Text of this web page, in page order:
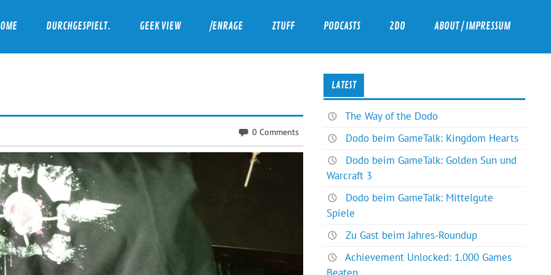
DURCHGESPIELT. GEEK VIEW /ENRAGE ZTUFF PODCASTS 2DO ABOUT / IMPRESSUM
0 Comments
LATEST
The Way of the Dodo
Dodo beim GameTalk: Kingdom Hearts
Dodo beim GameTalk: Golden Sun und
Warcraft 3
Dodo beim GameTalk: Mittelgute
Spiele
Zu Gast beim Jahres-Roundup
Achievement Unlocked: 1.000 Games